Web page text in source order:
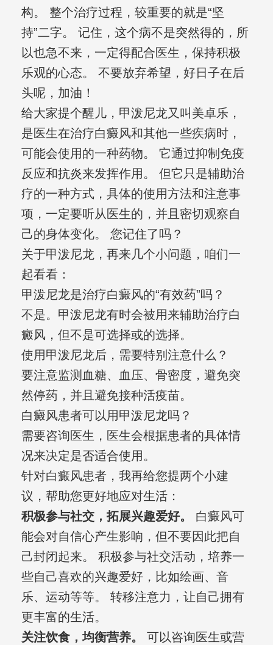
构。 整个治疗过程，较重要的就是“坚
持”二字。 记住，这个病不是突然得的，所
以也急不来，一定得配合医生，保持积极
乐观的心态。 不要放弃希望，好日子在后
头呢，加油！
给大家提个醒儿，甲泼尼龙又叫美卓乐，
是医生在治疗白癜风和其他一些疾病时，
可能会使用的一种药物。 它通过抑制免疫
反应和抗炎来发挥作用。 但它只是辅助治
疗的一种方式，具体的使用方法和注意事
项，一定要听从医生的，并且密切观察自
己的身体变化。 您记住了吗？
关于甲泼尼龙，再来几个小问题，咱们一
起看看：
甲泼尼龙是治疗白癜风的“有效药”吗？
不是。甲泼尼龙有时会被用来辅助治疗白
癜风，但不是可选择或的选择。
使用甲泼尼龙后，需要特别注意什么？
要注意监测血糖、血压、骨密度，避免突
然停药，并且避免接种活疫苗。
白癜风患者可以用甲泼尼龙吗？
需要咨询医生，医生会根据患者的具体情
况来决定是否适合使用。
针对白癜风患者，我再给您提两个小建
议，帮助您更好地应对生活：
积极参与社交，拓展兴趣爱好。
白癜风可
能会对自信心产生影响，但不要因此把自
己封闭起来。 积极参与社交活动，培养一
些自己喜欢的兴趣爱好，比如绘画、音
乐、运动等等。 转移注意力，让自己拥有
更丰富的生活。
关注饮食，均衡营养。
可以咨询医生或营